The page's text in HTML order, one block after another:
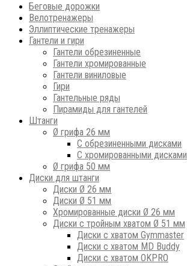
Беговые дорожки
Велотренажеры
Эллиптические тренажеры
Гантели и гири
Гантели обрезиненные
Гантели хромированные
Гантели виниловые
Гири
Гантельные ряды
Пирамиды для гантелей
Штанги
Ø грифа 26 мм
С обрезиненными дисками
С хромированными дисками
Ø грифа 50 мм
Диски для штанги
Диски Ø 26 мм
Диски Ø 51 мм
Хромированные диски Ø 26 мм
Диски с тройным хватом Ø 51 мм
Диски с хватом Gymmaster
Диски с хватом MD Buddy
Диски с хватом OKPRO